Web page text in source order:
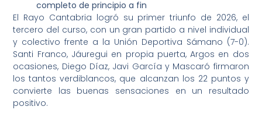
completo de principio a fin
El Rayo Cantabria logró su primer triunfo de 2026, el
tercero del curso, con un gran partido a nivel individual
y colectivo frente a la Unión Deportiva Sámano (7-0).
Santi Franco, Jáuregui en propia puerta, Argos en dos
ocasiones, Diego Díaz, Javi García y Mascaró firmaron
los tantos verdiblancos, que alcanzan los 22 puntos y
convierte las buenas sensaciones en un resultado
positivo.